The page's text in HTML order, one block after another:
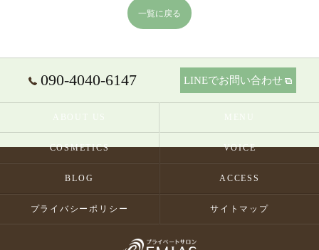
一覧に戻る
090-4040-6147 LINEでお問い合わせ
ABOUT US MENU
COSMETICS VOICE
BLOG ACCESS
プライバシーポリシー サイトマップ